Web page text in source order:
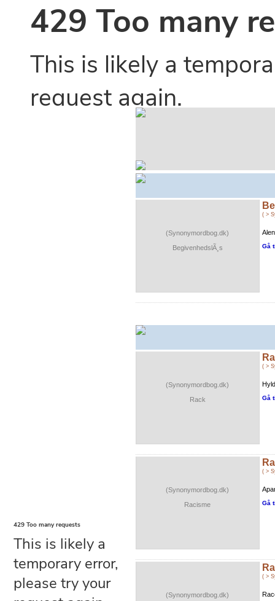
(Synonymordbog.dk)
BegivenhedslÃ¸s
( >
Gå
(Synonymordbog.dk)
Rack
( >
Gå
(Synonymordbog.dk)
Racisme
( >
Gå
(Synonymordbog.dk)
( >